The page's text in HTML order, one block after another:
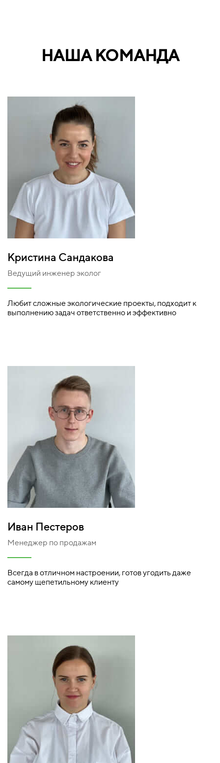
НАША КОМАНДА
Кристина Сандакова
Ведущий инженер эколог
Любит сложные экологические проекты, подходит к
выполнению задач ответственно и эффективно
Иван Пестеров
Менеджер по продажам
Всегда в отличном настроении, готов угодить даже
самому щепетильному клиенту